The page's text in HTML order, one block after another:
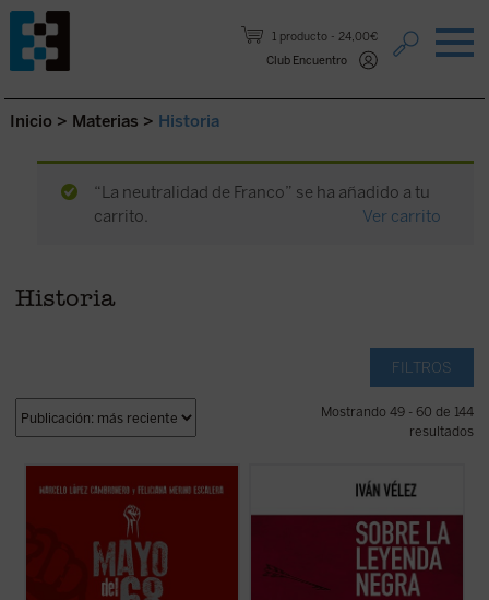
1 producto
24,00€
Club Encuentro
Saltar al contenido.
Inicio > Materias > Historia
“La neutralidad de Franco” se ha añadido a tu
carrito.
Ver carrito
Historia
FILTROS
Mostrando 49 - 60 de 144
resultados
conversaciones con relevantes
personalidades españolas y europeas
(protagonistas todas ellas de aquellos
acontecimientos), diferentes aspectos
fundamentales de aquel frenético mes de
mayo, tales como la experiencia ...
Sobre la Leyenda Negratrata de analizar,
cuestión a cuestión, cada uno de los hitos y
historiográfico erigido a partir de dicho
rótulo, sino ante todo un prisma a través
(ver ficha)